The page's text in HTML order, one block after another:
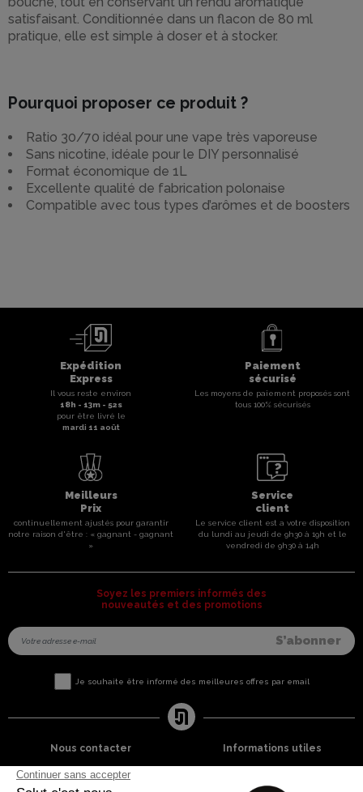
satisfaisant. Conditionnée dans un flacon de 80 ml
pratique, elle est simple à doser et à stocker.
Pourquoi proposer ce produit ?
Ratio 30/70 idéal pour une vape très vaporeuse
Sans nicotine, idéale pour le DIY personnalisé
Format économique de 1L
Excellente qualité de fabrication polonaise
Compatible avec tous types d’arômes et de boosters
Expédition
Express
Il vous reste environ
18h - 13m - 52s
pour être livré le
mardi 11 août
Paiement
sécurisé
Les moyens de paiement proposés sont
tous 100% sécurisés
Meilleurs
Prix
continuellement ajustés pour garantir
notre raison d'être : « gagnant - gagnant
»
Service
client
Le service client est a votre disposition
du lundi au jeudi de 9h30 à 19h et le
vendredi de 9h30 à 14h
Soyez les premiers informés des
nouveautés et des promotions
Je souhaite être informé des meilleures offres par email
Nous contacter
8 rue du capitaine Jean Croisa
13009 Marseille
Informations utiles